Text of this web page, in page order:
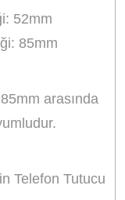
52mm
85mm
arasında
Telefon Tutucu